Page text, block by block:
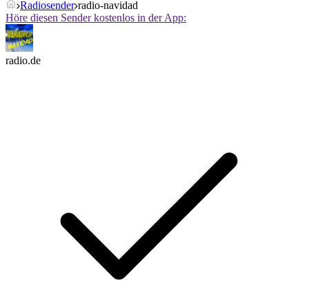
Radiosender radio-navidad
Höre diesen Sender kostenlos in der App:
radio.de